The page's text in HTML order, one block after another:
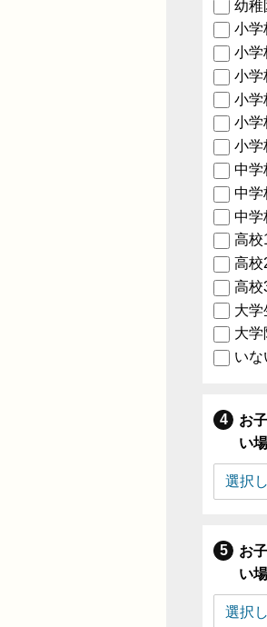
幼稚
小学
小学
小学
小学
小学
小学
中学
中学
中学
高校
高校
高校
大学
大学
いな
お
い
お
い